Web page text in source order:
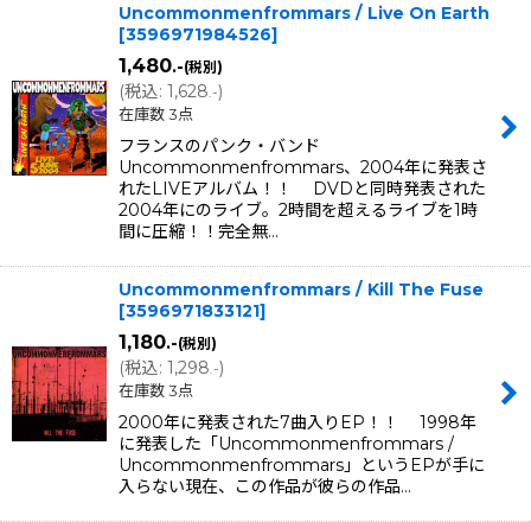
Uncommonmenfrommars / Live On Earth
[3596971984526]
1,480.-(税別)
(税込: 1,628.-)
在庫数 3点
フランスのパンク・バンド
Uncommonmenfrommars、2004年に発表さ
れたLIVEアルバム！！ DVDと同時発表された
2004年にのライブ。2時間を超えるライブを1時
間に圧縮！！完全無…
Uncommonmenfrommars / Kill The Fuse
[3596971833121]
1,180.-(税別)
(税込: 1,298.-)
在庫数 3点
2000年に発表された7曲入りEP！！ 1998年
に発表した「Uncommonmenfrommars /
Uncommonmenfrommars」というEPが手に
入らない現在、この作品が彼らの作品…